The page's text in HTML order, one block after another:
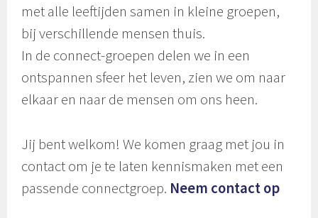
met alle leeftijden samen in kleine groepen,
bij verschillende mensen thuis.
In de connect-groepen delen we in een
ontspannen sfeer het leven, zien we om naar
elkaar en naar de mensen om ons heen.
Jij bent welkom! We komen graag met jou in
contact om je te laten kennismaken met een
passende connectgroep. Neem contact op